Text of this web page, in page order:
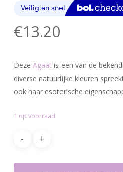
€13.20
Deze Agaat is een van de
diverse natuurlijke kleuren
ook haar esoterische
1 op voorraad